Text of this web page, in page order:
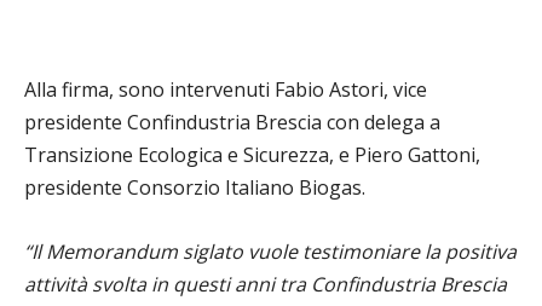
Alla firma, sono intervenuti Fabio Astori, vice
presidente Confindustria Brescia con delega a
Transizione Ecologica e Sicurezza, e Piero Gattoni,
presidente Consorzio Italiano Biogas.
“Il Memorandum siglato vuole testimoniare la positiva
attività svolta in questi anni tra Confindustria Brescia